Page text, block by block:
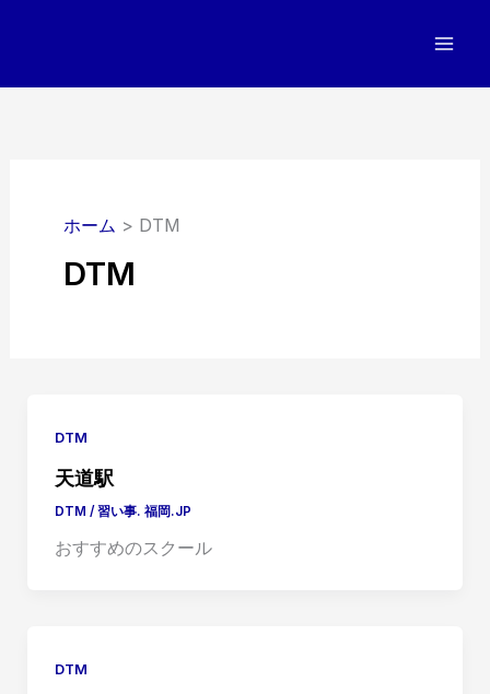
ホーム
DTM
DTM
DTM
天道駅
DTM /習い事. 福岡.JP
おすすめのスクール
DTM